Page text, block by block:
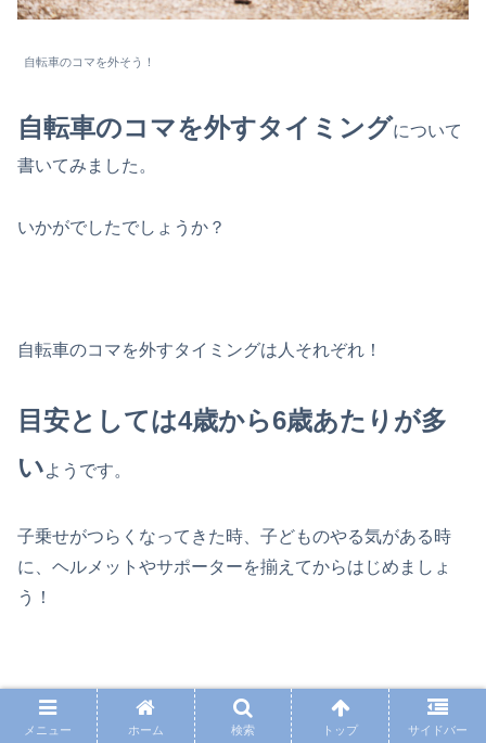
自転車のコマを外そう！
自転車のコマを外すタイミングについて
書いてみました。
いかがでしたでしょうか？
自転車のコマを外すタイミングは人それぞれ！
目安としては4歳から6歳あたりが多
いようです。
子乗せがつらくなってきた時、子どものやる気がある時
に、ヘルメットやサポーターを揃えてからはじめましょ
う！
最後までご覧いただきありがとうございました。
メニュー ホーム 検索 トップ サイドバー